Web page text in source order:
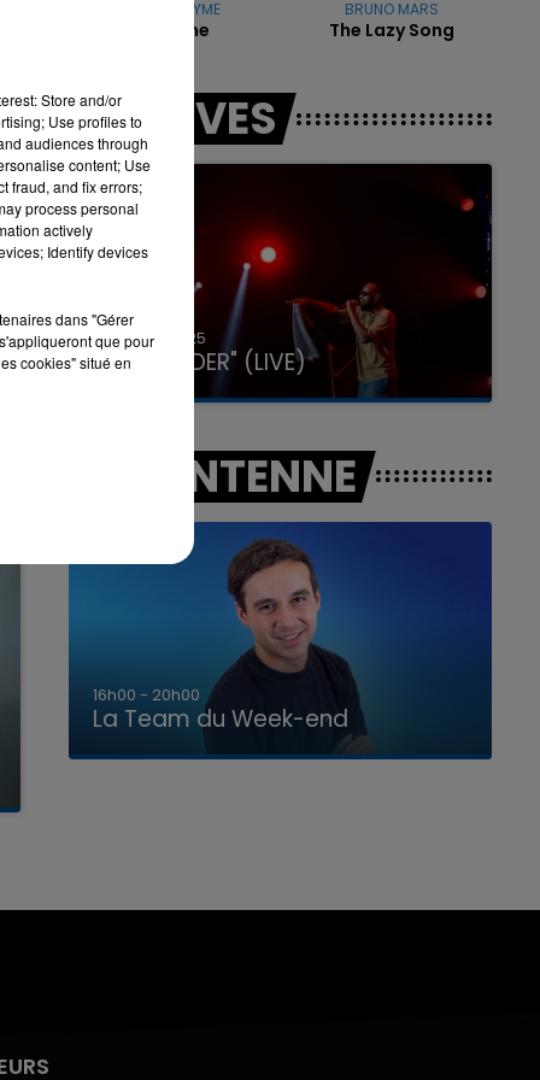
LA TEAM DU WEEK-END
TAYC & ANYME
Reanyme
BRUNO MARS
The Lazy Song
LES LIVES
31 janvier 2025
GIMS "SPIDER" (LIVE)
A L'ANTENNE
7h00 - 12h00
La Team du Week-end
Store and/or
Use profiles to
audiences through
content; Use
fraud, and fix errors;
process personal
actively
Identify devices
dans "Gérer
que pour
cookies" situé en